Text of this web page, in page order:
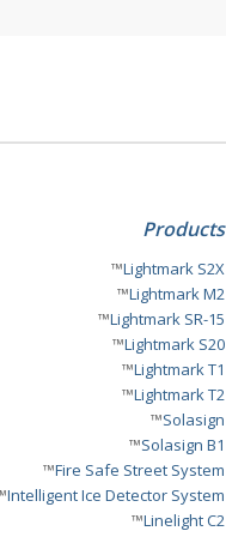
Products
Lightmark S2X
™
Lightmark M2
™
Lightmark SR-15
™
Lightmark S20
™
Lightmark T1
™
Lightmark T2
™
Solasign
™
Solasign B1
™
Fire Safe Street System
™
Intelligent Ice Detector System
Linelight C2
™